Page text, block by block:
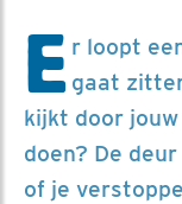
E r loopt
gaat
kijkt door
doen? De
of je